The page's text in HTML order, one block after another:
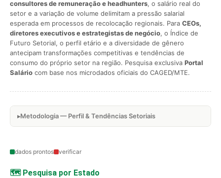
consultores de remuneração e headhunters, o salário real do
setor e a variação de volume delimitam a pressão salarial
esperada em processos de recolocação regionais. Para CEOs,
diretores executivos e estrategistas de negócio, o Índice de
Futuro Setorial, o perfil etário e a diversidade de gênero
antecipam transformações competitivas e tendências de
consumo do próprio setor na região. Pesquisa exclusiva Portal
Salário com base nos microdados oficiais do CAGED/MTE.
Metodologia — Perfil & Tendências Setoriais
dados prontos verificar
🗺️ Pesquisa por Estado